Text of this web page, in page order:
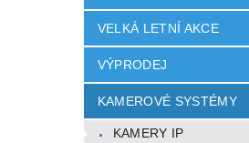
VELKÁ LETNÍ AKCE
VÝPRODEJ
KAMEROVÉ SYSTÉMY
KAMERY IP